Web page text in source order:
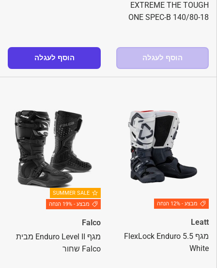
EXTREME THE TOUGH
ONE SPEC-B 140/80-18
הוסף לעגלה הוסף לעגלה
מבצע - 12% הנחה
Leatt
מגף 5.5 FlexLock Enduro
White
SUMMER SALE
מבצע - 19% הנחה
Falco
מגף Enduro Level II מבית
Falco שחור